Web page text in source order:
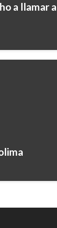
a llamar a